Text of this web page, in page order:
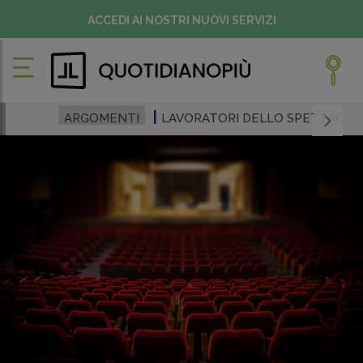
ACCEDI AI NOSTRI NUOVI SERVIZI
ARGOMENTI LAVORATORI DELLO